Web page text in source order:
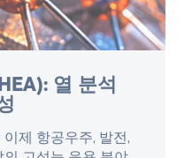
해 고강도, 온도 및 산
나타내지만 동시에
니다.